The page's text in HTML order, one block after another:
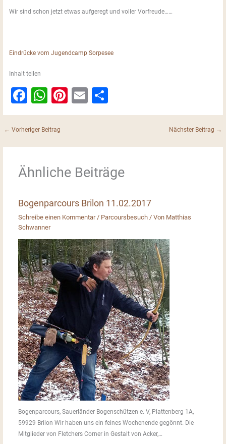
Wir sind schon jetzt etwas aufgeregt und voller Vorfreude……
Eindrücke vom Jugendcamp Sorpesee
Inhalt teilen
F
a
c
e
o
k
W
h
at
s
p
Pi
nt
e
E
m
l
ei
n
← Vorheriger Beitrag Nächster Beitrag →
Ähnliche Beiträge
Bogenparcours Brilon 11.02.2017
Schreibe einen Kommentar / Parcoursbesuch / Von Matthias
Schwanner
Bogenparcours, Sauerländer Bogenschützen e. V, Plattenberg 1A,
59929 Brilon Wir haben uns ein feines Wochenende gegönnt. Die
Mitglieder von Fletchers Corner in Gestalt von Acker,…